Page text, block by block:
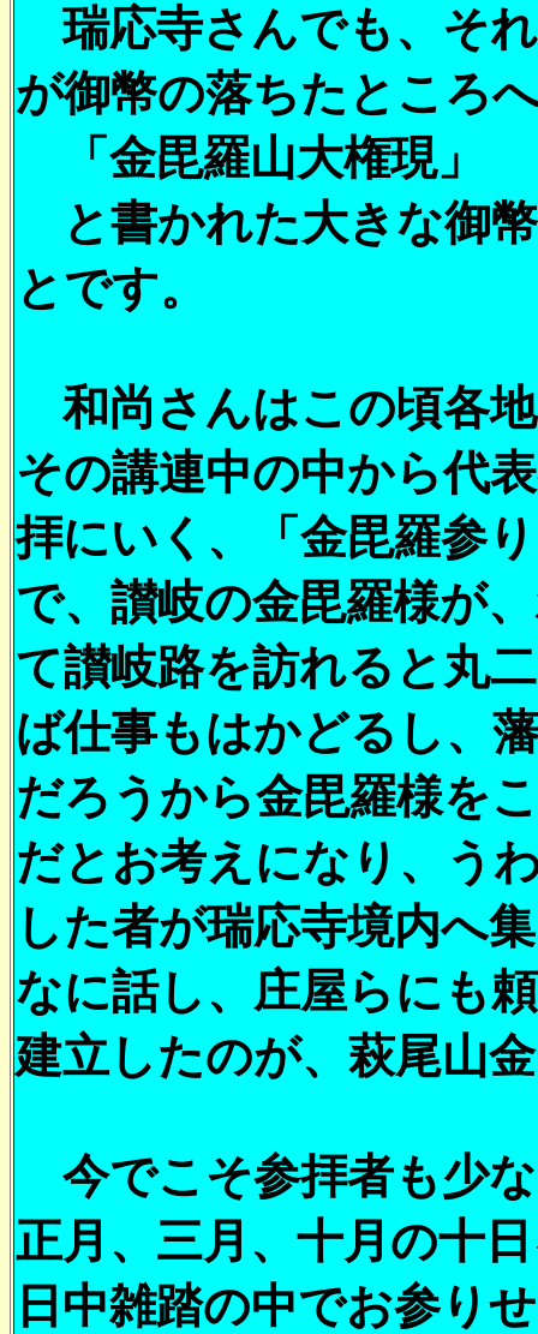
瑞応寺さんでも、そ
が御幣の落ちたところ
「金毘羅山大権現」
と書かれた大きな御
とです。
和尚さんはこの頃各
その講連中の中から代
拝にいく、「金毘羅参
で、讃岐の金毘羅様が
て讃岐路を訪れると丸
ば仕事もはかどるし、
だろうから金毘羅様を
だとお考えになり、う
した者が瑞応寺境内へ
なに話し、庄屋らにも
建立したのが、萩尾山
今でこそ参拝者も少
正月、三月、十月の十
日中雑踏の中でお参り